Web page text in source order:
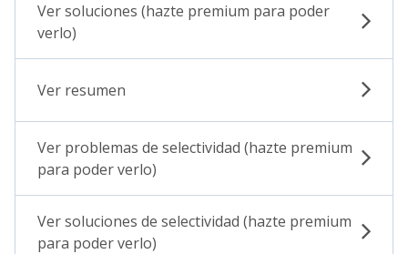
Ver soluciones (hazte premium para poder
verlo)
Ver resumen
Ver problemas de selectividad (hazte premium
para poder verlo)
Ver soluciones de selectividad (hazte premium
para poder verlo)